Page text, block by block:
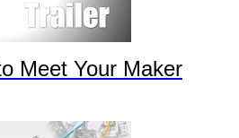
Meet Your Maker